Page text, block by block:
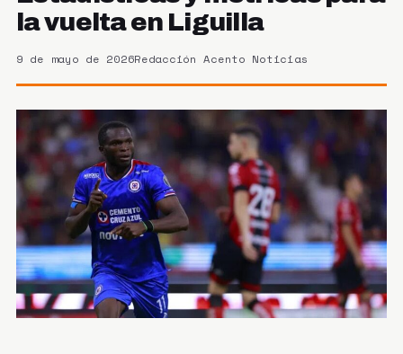
la vuelta en Liguilla
9 de mayo de 2026Redacción Acento Noticias